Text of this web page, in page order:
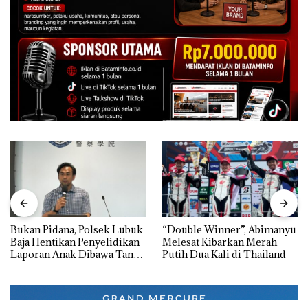
Bukan Pidana, Polsek Lubuk
Baja Hentikan Penyelidikan
Laporan Anak Dibawa Tanpa
“Double Winner”, Abimanyu
Melesat Kibarkan Merah
Putih Dua Kali di Thailand